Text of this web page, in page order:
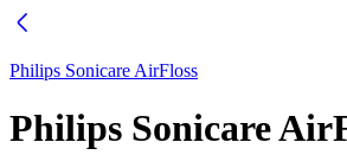
Philips Sonicare AirFloss
Philips Sonicare